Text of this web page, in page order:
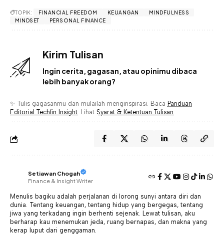
TOPIK: FINANCIAL FREEDOM KEUANGAN
MINDFULNESS
MINDSET
PERSONAL FINANCE
Kirim Tulisan
Ingin cerita, gagasan, atau opinimu dibaca
lebih banyak orang?
✨ Tulis gagasanmu dan mulailah menginspirasi. Baca Panduan
Editorial Techfin Insight. Lihat Syarat & Ketentuan Tulisan.
Setiawan Chogah
Finance & Insight Writer
Menulis bagiku adalah perjalanan di lorong sunyi antara diri dan
dunia. Tentang keuangan, tentang hidup yang bergegas, tentang
jiwa yang terkadang ingin berhenti sejenak. Lewat tulisan, aku
berharap kau menemukan jeda, ruang bernapas, dan makna yang
kerap luput dari genggaman.